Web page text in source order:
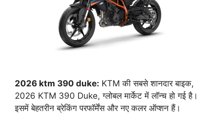
2026 ktm 390 duke: KTM की सबसे शानदार बाइक,
2026 KTM 390 Duke, ग्लोबल मार्केट में लॉन्च हो गई है।
इसमें बेहतरीन ब्रेकिंग परफॉर्मेंस और नए कलर ऑप्शन हैं।